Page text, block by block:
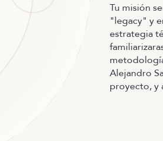
Tu misión
"legacy" y
estrategia
Alejandro
proyecto, y